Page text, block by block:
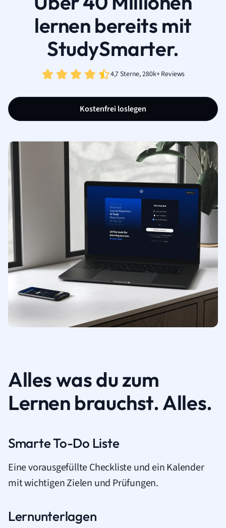
lernen bereits mit
StudySmarter.
4,7 Sterne, 280k+ Reviews
Kostenfrei loslegen
Alles was du zum
Lernen brauchst. Alles.
Smarte To-Do Liste
Eine vorausgefüllte Checkliste und ein Kalender
mit wichtigen Zielen und Prüfungen.
Lernunterlagen